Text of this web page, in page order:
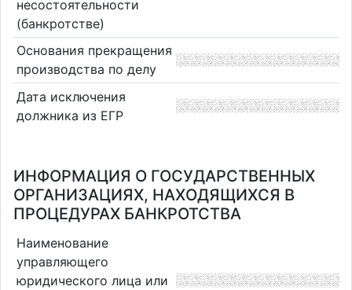
несостоятельности
(банкротстве)
Основания прекращения
производства по делу
Дата исключения
должника из ЕГР
ИНФОРМАЦИЯ О ГОСУДАРСТВЕННЫХ
ОРГАНИЗАЦИЯХ, НАХОДЯЩИХСЯ В
ПРОЦЕДУРАХ БАНКРОТСТВА
Наименование
управляющего
юридического лица или